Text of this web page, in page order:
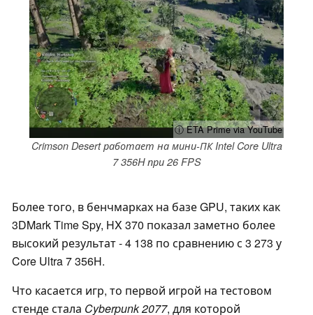
ⓘ ETA Prime via YouTube
Crimson Desert работает на мини-ПК Intel Core Ultra
7 356H при 26 FPS
Более того, в бенчмарках на базе GPU, таких как
3DMark Time Spy, HX 370 показал заметно более
высокий результат - 4 138 по сравнению с 3 273 у
Core Ultra 7 356H.
Что касается игр, то первой игрой на тестовом
стенде стала Cyberpunk 2077, для которой